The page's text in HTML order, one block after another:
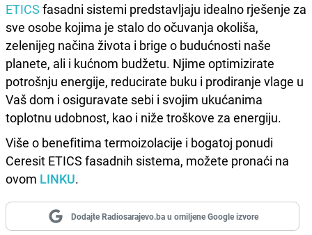
ETICS fasadni sistemi predstavljaju idealno rješenje za
sve osobe kojima je stalo do očuvanja okoliša,
zelenijeg načina života i brige o budućnosti naše
planete, ali i kućnom budžetu. Njime optimizirate
potrošnju energije, reducirate buku i prodiranje vlage u
Vaš dom i osiguravate sebi i svojim ukućanima
toplotnu udobnost, kao i niže troškove za energiju.
Više o benefitima termoizolacije i bogatoj ponudi
Ceresit ETICS fasadnih sistema, možete pronaći na
ovom LINKU.
Dodajte Radiosarajevo.ba u omiljene Google izvore